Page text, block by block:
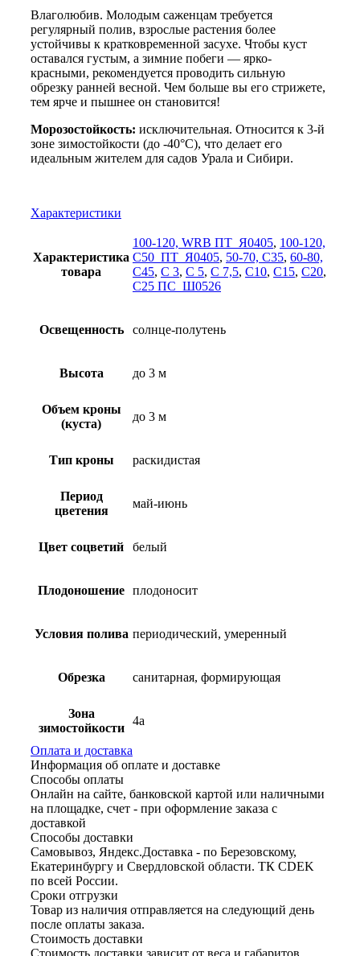
Влаголюбив. Молодым саженцам требуется
регулярный полив, взрослые растения более
устойчивы к кратковременной засухе. Чтобы куст
оставался густым, а зимние побеги — ярко-
красными, рекомендуется проводить сильную
обрезку ранней весной. Чем больше вы его стрижете,
тем ярче и пышнее он становится!
Морозостойкость: исключительная. Относится к 3-й
зоне зимостойкости (до -40°C), что делает его
идеальным жителем для садов Урала и Сибири.
Характеристики
Характеристика
товара
100-120, WRB ПТ_Я0405, 100-120,
С50_ПТ_Я0405, 50-70, С35, 60-80,
С45, С 3, С 5, С 7,5, С10, С15, С20,
С25 ПС_Ш0526
Освещенность солнце-полутень
Высота до 3 м
Объем кроны
(куста)
до 3 м
Тип кроны раскидистая
Период
цветения
май-июнь
Цвет соцветий белый
Плодоношение плодоносит
Условия полива периодический, умеренный
Обрезка санитарная, формирующая
Зона
зимостойкости
4а
Оплата и доставка
Информация об оплате и доставке
Способы оплаты
Онлайн на сайте, банковской картой или наличными
на площадке, счет - при оформление заказа с
доставкой
Способы доставки
Самовывоз, Яндекс.Доставка - по Березовскому,
Екатеринбургу и Свердловской области. ТК CDEK
по всей России.
Сроки отгрузки
Товар из наличия отправляется на следующий день
после оплаты заказа.
Стоимость доставки
Стоимость доставки зависит от веса и габаритов